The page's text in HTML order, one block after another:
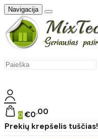
Navigacija
0 €0 00
Prekių krepšelis tuščias!